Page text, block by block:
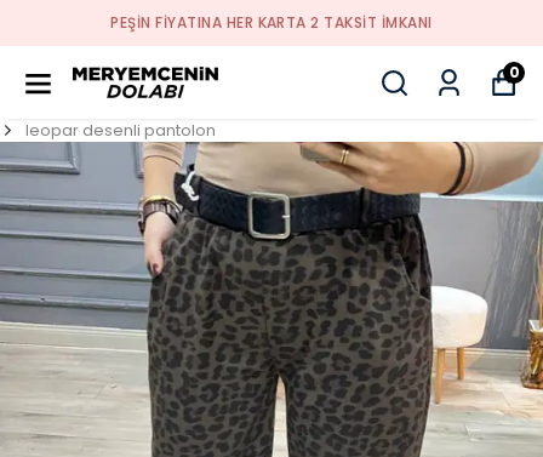
PEŞİN FİYATINA HER KARTA 2 TAKSİT İMKANI
0
leopar desenli pantolon